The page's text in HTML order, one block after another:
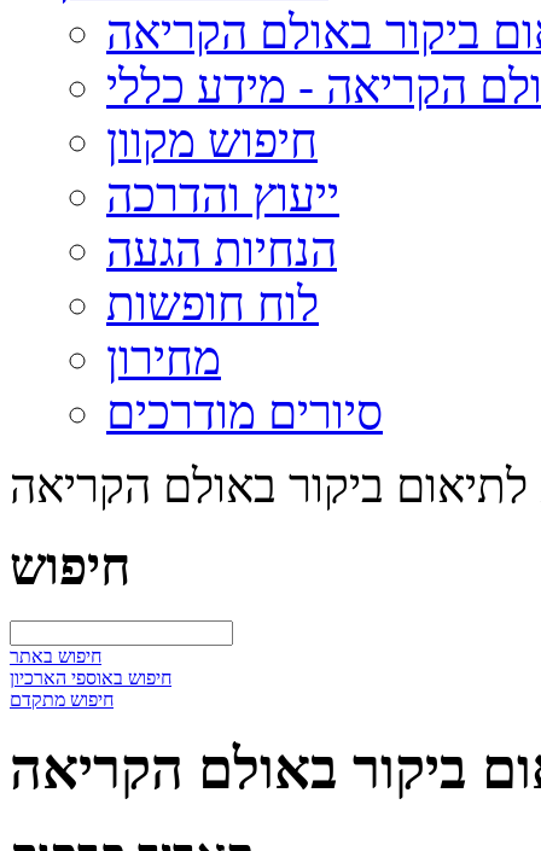
ביקור באולם הקריאה
הקריאה - מידע כללי
חיפוש מקוון
ייעוץ והדרכה
הנחיות הגעה
לוח חופשות
מחירון
סיורים מודרכים
לתיאום ביקור באולם הקריאה
חיפוש
חיפוש באתר
חיפוש באוספי הארכיון
חיפוש מתקדם
ביקור באולם הקריאה